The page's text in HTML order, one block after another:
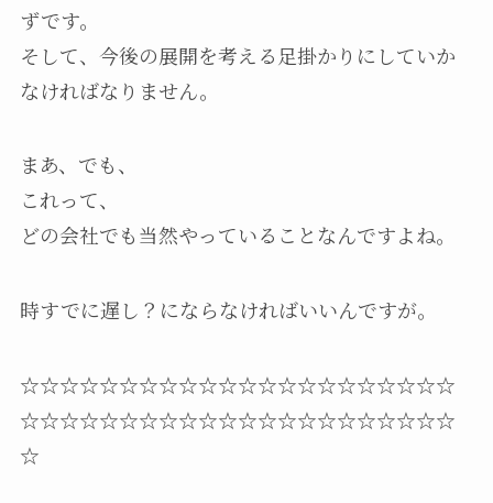
ずです。
そして、今後の展開を考える足掛かりにしていか
なければなりません。
まあ、でも、
これって、
どの会社でも当然やっていることなんですよね。
時すでに遅し？にならなければいいんですが。
☆☆☆☆☆☆☆☆☆☆☆☆☆☆☆☆☆☆☆☆☆☆
☆☆☆☆☆☆☆☆☆☆☆☆☆☆☆☆☆☆☆☆☆☆
☆